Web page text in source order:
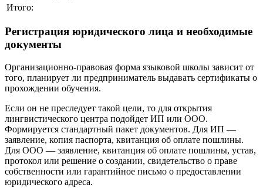
Итого:
Регистрация юридического лица и необходимые
документы
Организационно-правовая форма языковой школы зависит от
того, планирует ли предприниматель выдавать сертификаты о
прохождении обучения.
Если он не преследует такой цели, то для открытия
лингвистического центра подойдет ИП или ООО.
Формируется стандартный пакет документов. Для ИП —
заявление, копия паспорта, квитанция об оплате пошлины.
Для ООО — заявление, квитанция об оплате пошлины, устав,
протокол или решение о создании, свидетельство о праве
собственности или гарантийное письмо о предоставлении
юридического адреса.